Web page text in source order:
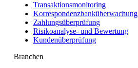
Transaktionsmonitoring
Korrespondenzbanküberwachung
Zahlungsüberprüfung
Risikoanalyse- und Bewertung
Kundenüberprüfung
Branchen